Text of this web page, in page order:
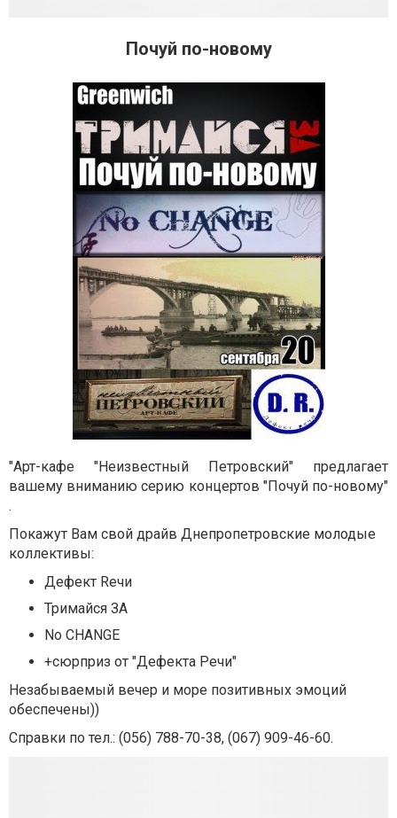
Почуй по-новому
"Арт-кафе "Неизвестный Петровский" предлагает
вашему вниманию серию концертов "Почуй по-новому"
.
Покажут Вам свой драйв Днепропетровские молодые
коллективы:
Дефект Rечи
Тримайся ЗА
No CHANGE
+сюрприз от "Дефекта Речи"
Незабываемый вечер и море позитивных эмоций
обеспечены))
Справки по тел.: (056) 788-70-38, (067) 909-46-60.